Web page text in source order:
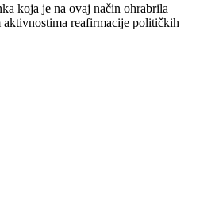
koja je na ovaj način ohrabrila
reafirmacije političkih